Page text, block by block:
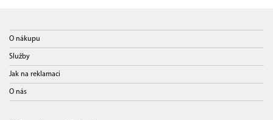
O nákupu
Služby
Jak na reklamaci
O nás